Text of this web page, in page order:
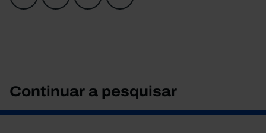
Continuar a pesquisar